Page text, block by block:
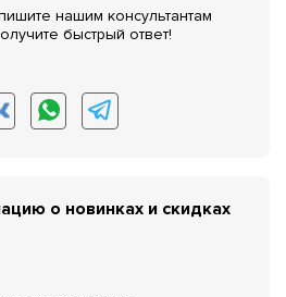
нашим консультантам
быстрый ответ!
о новинках и скидках